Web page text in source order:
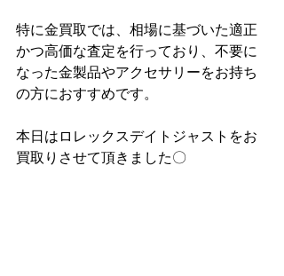
特に金買取では、相場に基づいた適正
かつ高価な査定を行っており、不要に
なった金製品やアクセサリーをお持ち
の方におすすめです。
本日はロレックスデイトジャストをお
買取りさせて頂きました〇